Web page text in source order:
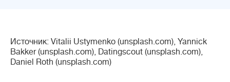
Источник: Vitalii Ustymenko (unsplash.com), Yannick
Bakker (unsplash.com), Datingscout (unsplash.com),
Daniel Roth (unsplash.com)